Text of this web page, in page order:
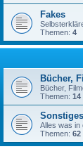
Fakes
Themen: 4
Bücher,
Bücher,
Themen: 14
Sonstiges
Alles was in
Themen: 62